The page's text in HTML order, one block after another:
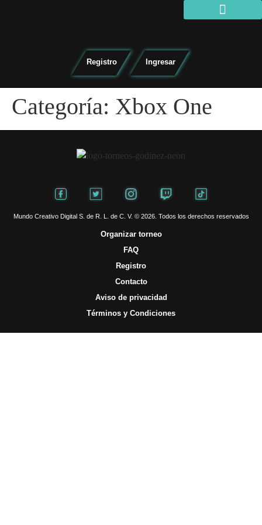
Registro Ingresar
Categoría: Xbox One
Mundo Creativo Digital S. de R. L. de C. V. © 2026. Todos los derechos reservados
Organizar torneo
FAQ
Registro
Contacto
Aviso de privacidad
Términos y Condiciones